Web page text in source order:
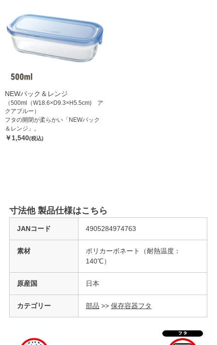
NEWパック＆レンジ
（500ml（W18.6×D9.3×H5.5cm) ア
クアブルー）
フタの開閉が柔らかい「NEWパック
＆レンジ」。
￥1,540(税込)
寸法他 製品仕様はこちら
JANコード 4905284974763
素材
ポリカーボネート（耐熱温度：
140℃）
原産国 日本
カテゴリー 部品 >>保存容器フタ